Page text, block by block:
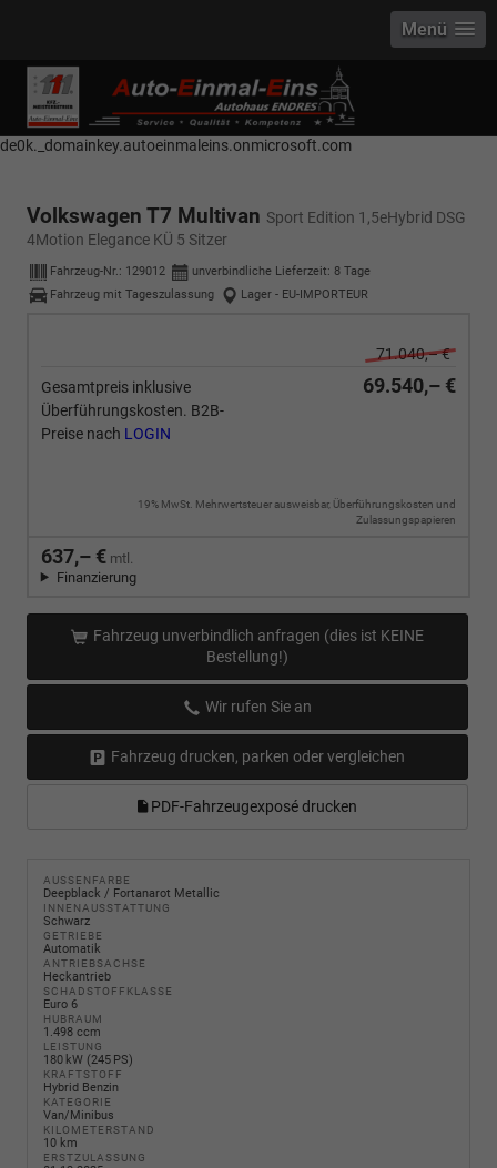
------------ Host Name : selector1._domainkey Points to address or value:
selector1-aee-de0k._domainkey.autoeinmaleins.onmicrosoft.com Host
Name : selector2._domainkey Points to address or value: selector2-aee-
de0k._domainkey.autoeinmaleins.onmicrosoft.com
Menü
Volkswagen T7 Multivan Sport Edition 1,5eHybrid DSG
4Motion Elegance KÜ 5 Sitzer
Fahrzeug-Nr.: 129012 unverbindliche Lieferzeit: 8 Tage
Fahrzeug mit Tageszulassung
Lager - EU-IMPORTEUR
71.040,– €
Gesamtpreis inklusive
Überführungskosten. B2B-
Preise nach LOGIN
69.540,– €
19% MwSt. Mehrwertsteuer ausweisbar, Überführungskosten und
Zulassungspapieren
637,– € mtl.
Finanzierung
Fahrzeug unverbindlich anfragen (dies ist KEINE
Bestellung!)
Wir rufen Sie an
Fahrzeug drucken, parken oder vergleichen
PDF-Fahrzeugexposé drucken
AUSSENFARBE
Deepblack / Fortanarot Metallic
INNENAUSSTATTUNG
Schwarz
GETRIEBE
Automatik
ANTRIEBSACHSE
Heckantrieb
SCHADSTOFFKLASSE
Euro 6
HUBRAUM
1.498 ccm
LEISTUNG
180 kW (245 PS)
KRAFTSTOFF
Hybrid Benzin
KATEGORIE
Van/Minibus
KILOMETERSTAND
10 km
ERSTZULASSUNG